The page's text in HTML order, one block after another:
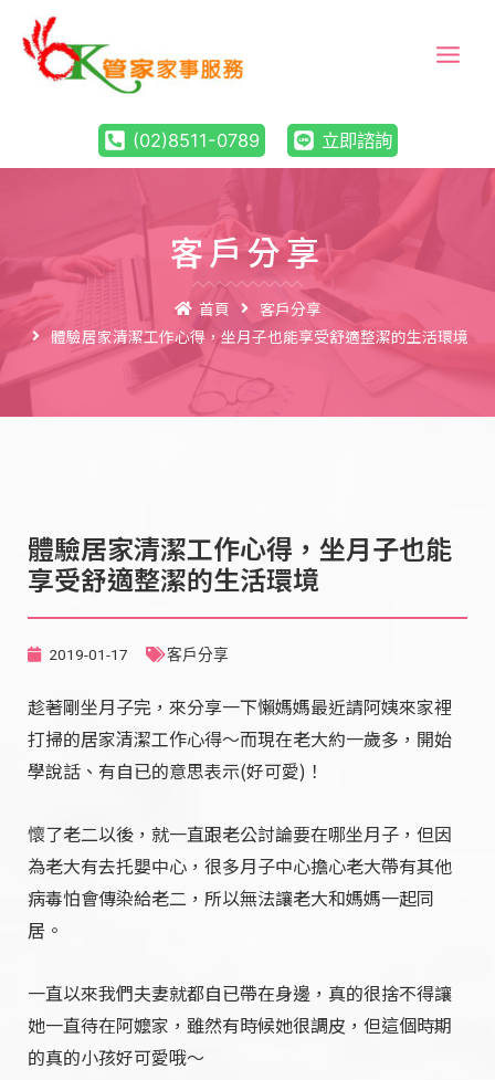
(02)8511-0789 立即諮詢
客戶分享
首頁
客戶分享
體驗居家清潔工作心得，坐月子也能享受舒適整潔的生活環境
體驗居家清潔工作心得，坐月子也能
享受舒適整潔的生活環境
2019-01-17 客戶分享
趁著剛坐月子完，來分享一下懶媽媽最近請阿姨來家裡
打掃的居家清潔工作心得～而現在老大約一歲多，開始
學說話、有自已的意思表示(好可愛)！
懷了老二以後，就一直跟老公討論要在哪坐月子，但因
為老大有去托嬰中心，很多月子中心擔心老大帶有其他
病毒怕會傳染給老二，所以無法讓老大和媽媽一起同
居。
一直以來我們夫妻就都自已帶在身邊，真的很捨不得讓
她一直待在阿嬤家，雖然有時候她很調皮，但這個時期
的真的小孩好可愛哦～